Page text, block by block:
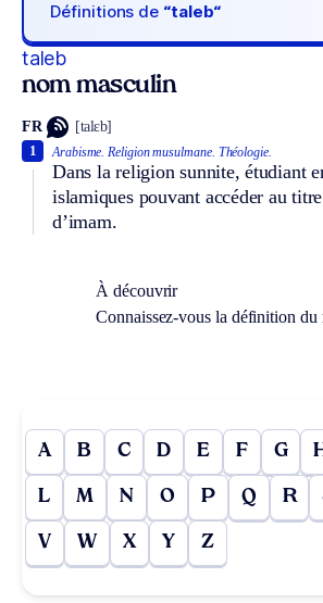
Définitions de “taleb“
taleb
nom masculin
FR [talɛb]
Arabisme. Religion musulmane. Théologie.
Dans la religion sunnite, étudiant
islamiques pouvant accéder au
d’imam.
1
À découvrir
Connaissez-vous la définition
A B C D E F G
L M N O P Q R
V W X Y Z